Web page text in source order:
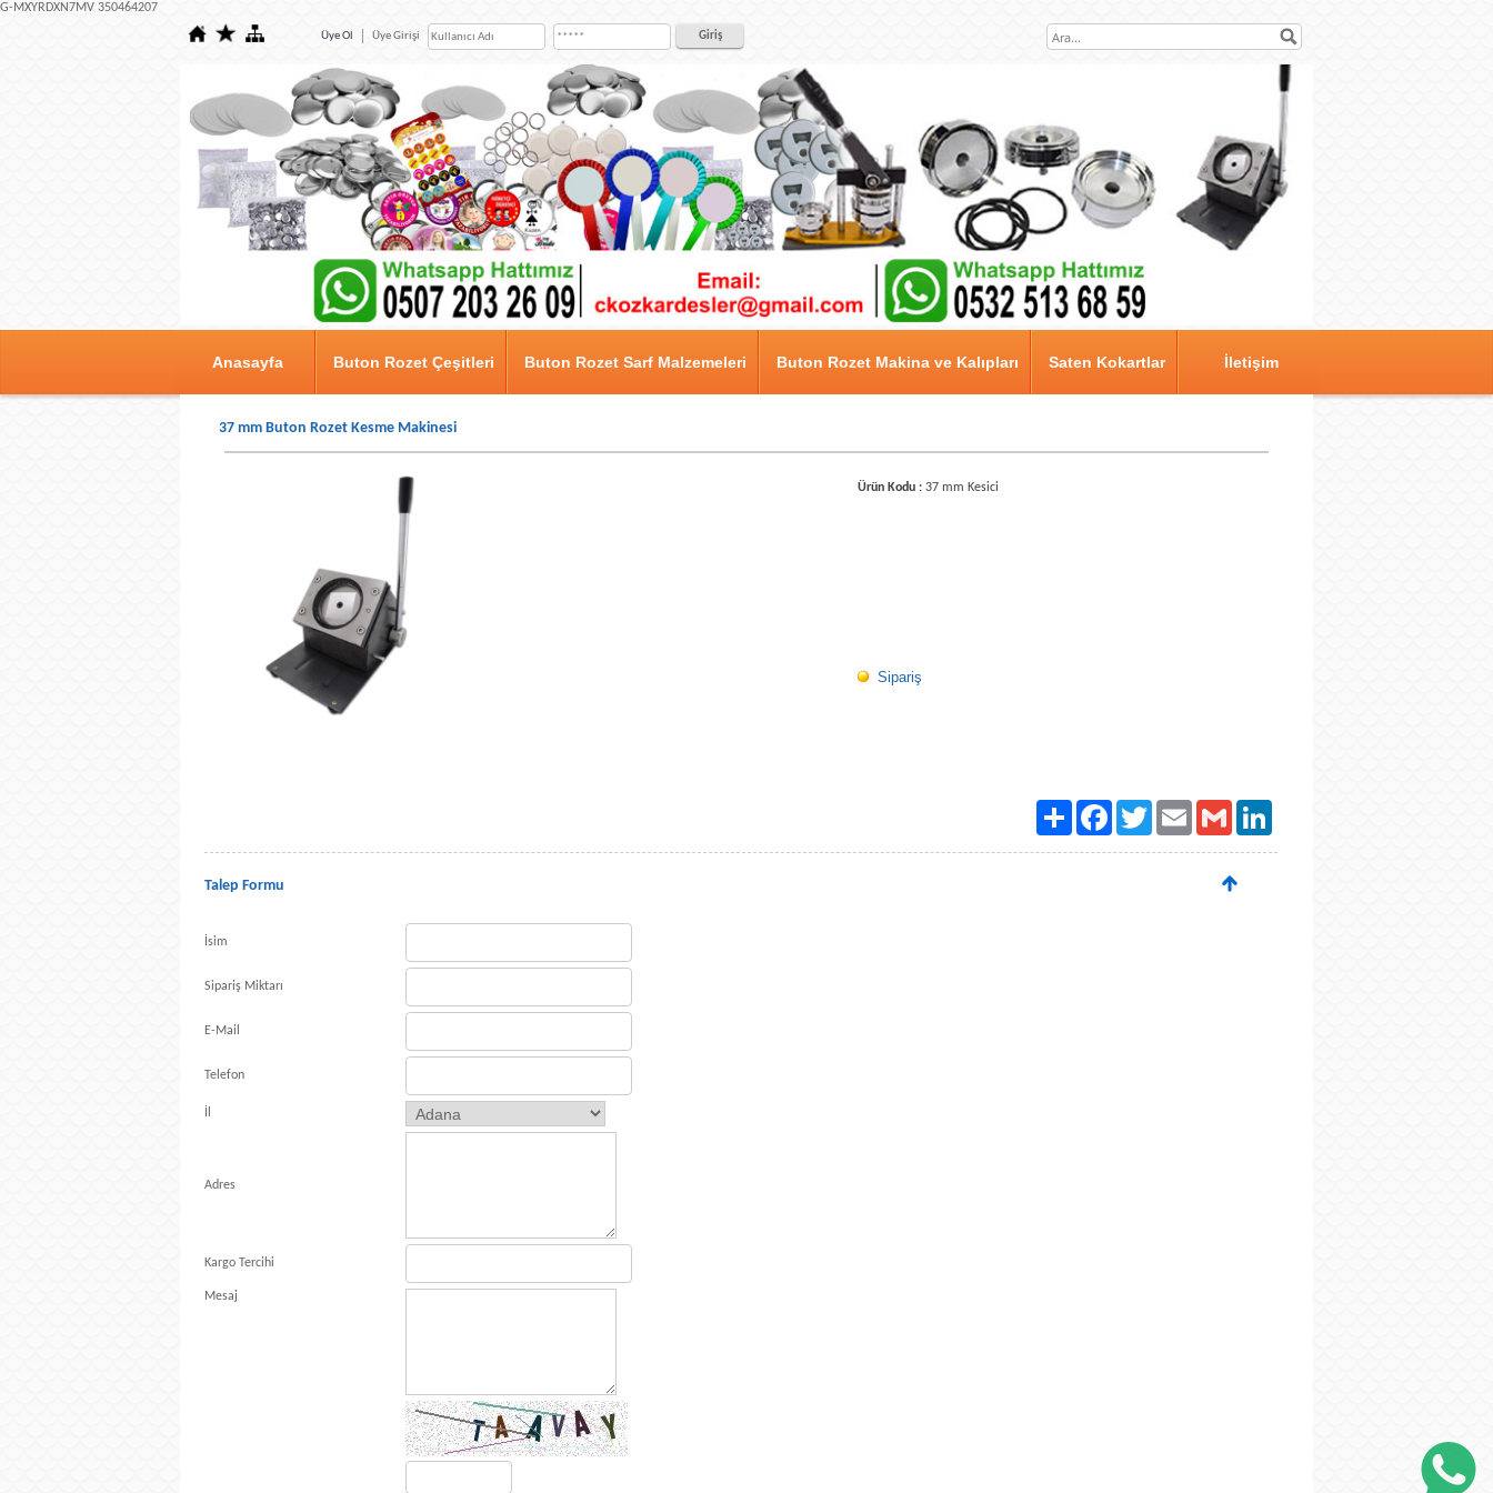
G-MXYRDXN7MV 350464207
Üye Ol Üye Girişi
Anasayfa Buton Rozet Çeşitleri Buton Rozet Sarf Malzemeleri Buton Rozet Makina ve Kalıpları Saten Kokartlar İletişim
37 mm Buton Rozet Kesme Makinesi
Ürün Kodu : 37 mm Kesici
Sipariş
Paylaş FacebookTwitter Email Gmail
Talep Formu
İsim
Sipariş Miktarı
E-Mail
Telefon
Adres
Kargo Tercihi
Mesaj